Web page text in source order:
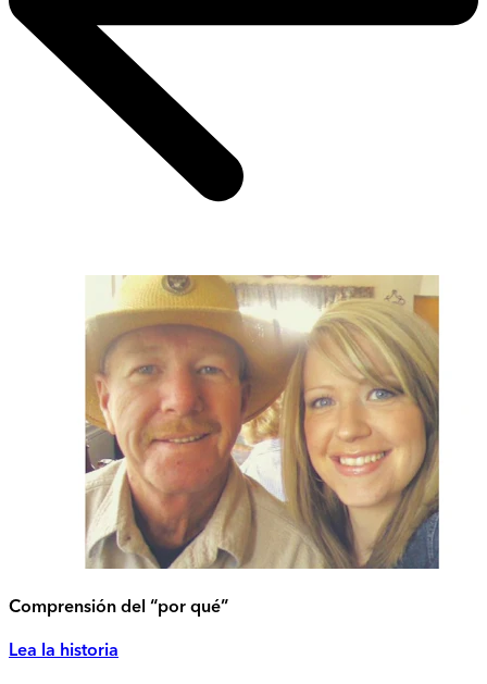
Comprensión del “por qué”
Lea la historia